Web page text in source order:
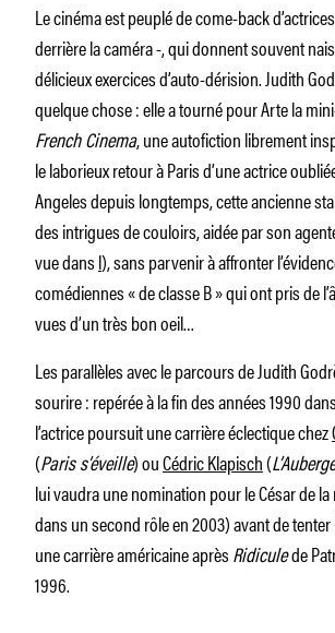
Le cinéma est peuplé de come-back
derrière la caméra -, qui donnent souvent
délicieux exercices d’auto-dérision. Judith
quelque chose : elle a tourné pour Arte la
French Cinema, une autofiction librement
le laborieux retour à Paris d’une actrice
Angeles depuis longtemps, cette ancienne
des intrigues de couloirs, aidée par son
vue dansl), sans parvenir à affronter
comédiennes « de classe B » qui ont pris de
vues d’un très bon oeil…
Les parallèles avec le parcours de Judith
sourire : repérée à la fin des années 1990
l’actrice poursuit une carrière éclectique chez
(Paris s’éveille) ouCédric Klapisch(
lui vaudra une nomination pour le César de
dans un second rôle en 2003) avant de
une carrière américaine aprèsRidiculede
1996.